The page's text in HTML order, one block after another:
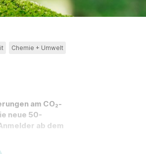
Chemie + Umwelt
am CO₂-
neue 50-
ab dem